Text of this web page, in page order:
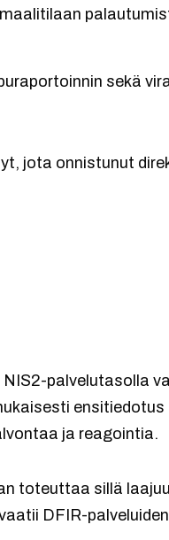
sekä
jota onnistunut
palvelutasolla
ja reagointia.
toteuttaa sillä
DFIR-